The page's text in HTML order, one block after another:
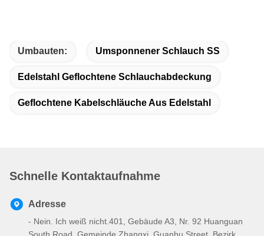
Umbauten: Umsponnener Schlauch SS
Edelstahl Geflochtene Schlauchabdeckung
Geflochtene Kabelschläuche Aus Edelstahl
Schnelle Kontaktaufnahme
Adresse
- Nein. Ich weiß nicht.401, Gebäude A3, Nr. 92 Huanguan